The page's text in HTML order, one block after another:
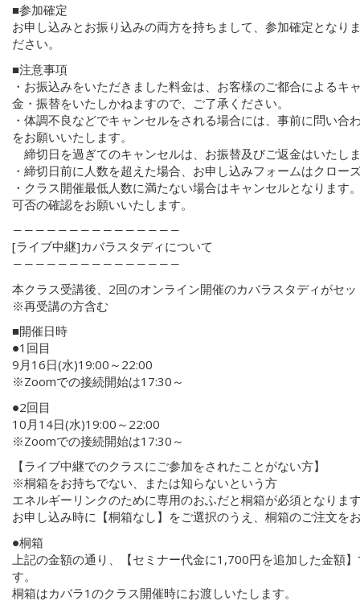
■参加確定
お申し込みとお振り込みの両方を持ちまして、参加確定となり
ださい。
■注意事項
・お振込みをいただきました料金は、お客様のご都合によるキ
金・振替をいたしかねますので、ご了承ください。
・体調不良などでキャンセルをされる場合には、事前に問い合
をお願いいたします。
締切日を過ぎてのキャンセルは、お振替及びご返金はいたし
・締切日前に人数を超えた場合、お申し込みフォームはクロー
・クラス開催最低人数に満たない場合はキャンセルとなります
可否の確認をお願いいたします。
―――――――――――――――
[ライブ中継]カバラスタディについて
―――――――――――――――
本クラス受講後、2回のオンライン開催のカバラスタディがセ
※再受講の方含む
■開催日時
●1回目
9月16日(水)19:00～22:00
※Zoomでの接続開始は17:30～
●2回目
10月14日(水)19:00～22:00
※Zoomでの接続開始は17:30～
【ライブ中継でのクラスにご参加をされたことがない方】
※桐箱をお持ちでない、または知らないという方
エネルギーリンクのために専用のおふだと桐箱が必須となりま
お申し込み時に【桐箱なし】をご選択のうえ、桐箱のご注文を
●桐箱
上記の金額の通り、【セミナー代金に1,700円を追加した金額
す。
桐箱はカバラ1のクラス開催時にお渡しいたします。